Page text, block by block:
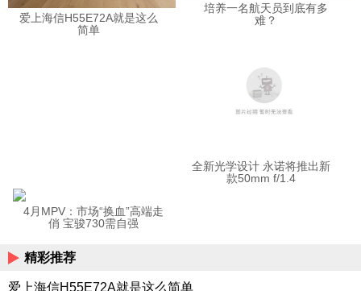
爱上海信H55E72A就是这么
简单
培养一名航天员到底有多
难？
全新光学设计 永诺将推出新
款50mm f/1.4
4月MPV：市场“换血”高端走
俏 宝骏730需自强
精彩推荐
爱上海信H55E72A就是这么简单